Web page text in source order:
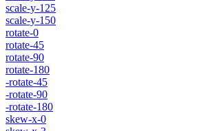
scale-y-125
scale-y-150
rotate-0
rotate-45
rotate-90
rotate-180
-rotate-45
-rotate-90
-rotate-180
skew-x-0